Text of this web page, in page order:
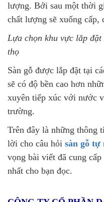
lượng. Bởi sau một thời
chất lượng sẽ xuống cấp,
Lựa chọn khu vực lắp
thọ
Sàn gỗ được lắp đặt tại
sẽ có độ bền cao hơn
xuyên tiếp xúc với nước
trường.
Trên đây là những thông
lời cho câu hỏi sàn gỗ tự
vọng bài viết đã cung
nhất cho bạn đọc.